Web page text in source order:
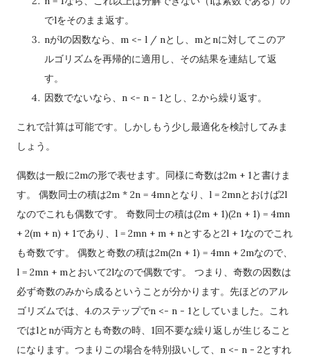
でlをそのまま返す。
nがlの因数なら、m <- l / nとし、mとnに対してこのア
ルゴリズムを再帰的に適用し、その結果を連結して返
す。
因数でないなら、n <- n - 1とし、2.から繰り返す。
これで計算は可能です。しかしもう少し最適化を検討してみま
しょう。
偶数は一般に2mの形で表せます。同様に奇数は2m + 1と書けま
す。 偶数同士の積は2m * 2n = 4mnとなり、l = 2mnとおけば2l
なのでこれも偶数です。 奇数同士の積は(2m + 1)(2n + 1) = 4mn
+ 2(m + n) + 1であり、l = 2mn + m + nとすると2l + 1なのでこれ
も奇数です。 偶数と奇数の積は2m(2n + 1) = 4mn + 2mなので、
l = 2mn + mとおいて2lなので偶数です。 つまり、奇数の因数は
必ず奇数のみから成るということが分かります。先ほどのアル
ゴリズムでは、4.のステップでn <- n - 1としていました。これ
ではlとnが両方とも奇数の時、1回不要な繰り返しが生じること
になります。つまりこの場合を特別扱いして、n <- n - 2とすれ